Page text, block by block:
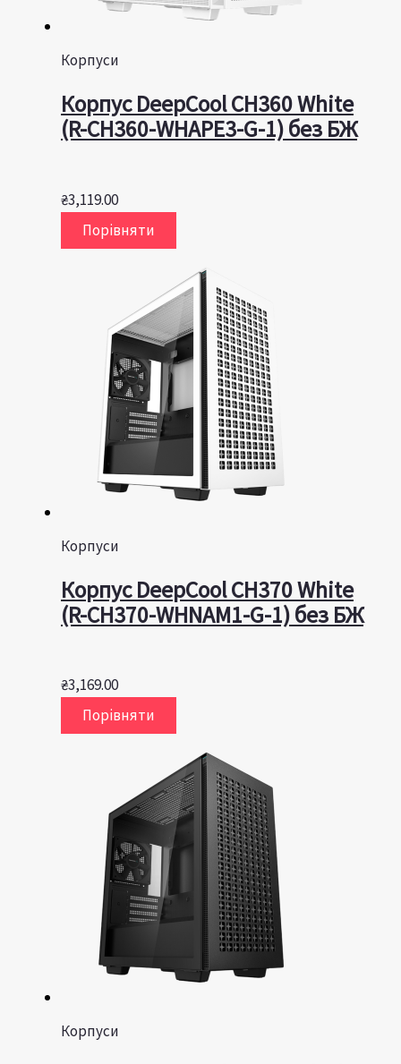
Корпуси
Корпус DeepCool CH360 White
(R-CH360-WHAPE3-G-1) без БЖ
₴3,119.00
Порівняти
Корпуси
Корпус DeepCool CH370 White
(R-CH370-WHNAM1-G-1) без БЖ
₴3,169.00
Порівняти
Корпуси